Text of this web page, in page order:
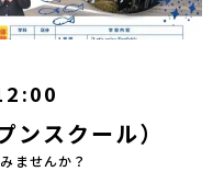
たり、保護者様が特に気に
制」についても詳しく解説
ご視聴ください。▶︎ [アーカ
町プログラム説明会〜
い方へ〜全体説明を聞いた
の？」「どんな町なの？」
アイヌの家や暮らし、食な
で味わってみてください
、地元の「平取高校」の先
める見学ではありません。
通じて、年の近い先輩たち
的な大人たちと対話をしな
でき、大充実の2泊3日にな
元以外の地域の暮らしが気
分の進学や将来の可能性を
おためし地域留学体験」
域の枠を超えて学校生活を送
プログラムです。はじめて
がしっかりとサポートいた
樹町（たいきちょう）」北
ンスクール）
ませんか？